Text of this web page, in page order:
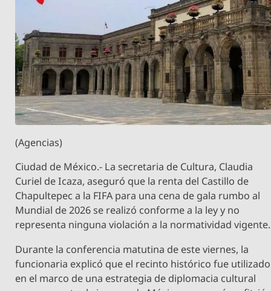
(Agencias)
Ciudad de México.- La secretaria de Cultura, Claudia
Curiel de Icaza, aseguró que la renta del Castillo de
Chapultepec a la FIFA para una cena de gala rumbo al
Mundial de 2026 se realizó conforme a la ley y no
representa ninguna violación a la normatividad vigente.
Durante la conferencia matutina de este viernes, la
funcionaria explicó que el recinto histórico fue utilizado
en el marco de una estrategia de diplomacia cultural